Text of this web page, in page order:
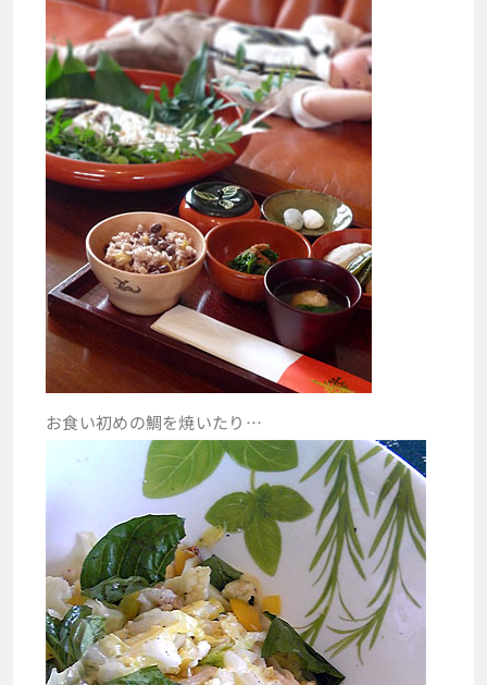
お食い初めの鯛を焼いたり…